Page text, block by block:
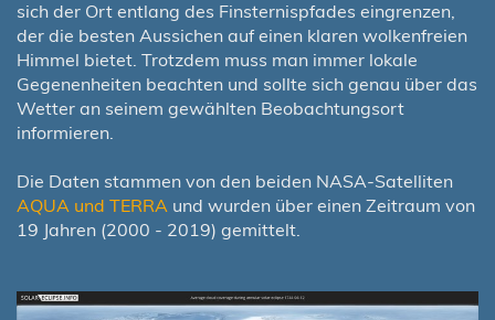
sich der Ort entlang des Finsternispfades eingrenzen,
der die besten Aussichen auf einen klaren wolkenfreien
Himmel bietet. Trotzdem muss man immer lokale
Gegenenheiten beachten und sollte sich genau über das
Wetter an seinem gewählten Beobachtungsort
informieren.
Die Daten stammen von den beiden NASA-Satelliten
AQUA und TERRA und wurden über einen Zeitraum von
19 Jahren (2000 - 2019) gemittelt.